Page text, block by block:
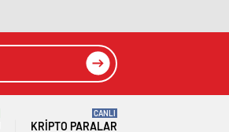
KRIPTO PARALAR
CANLI